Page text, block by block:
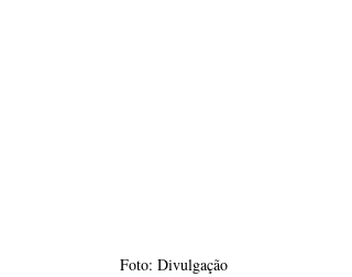
Foto: Divulgação